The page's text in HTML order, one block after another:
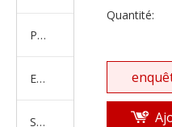
Produits en caoutchouc
Embrayage Série
Série de bras de réglage
Quantité: